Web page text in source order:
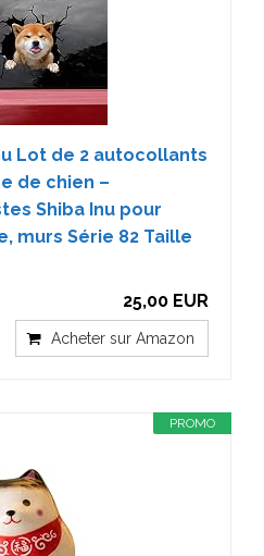
Lot de 2 autocollants
de chien –
Shiba Inu pour
murs Série 82 Taille
25,00 EUR
Acheter sur Amazon
PROMO